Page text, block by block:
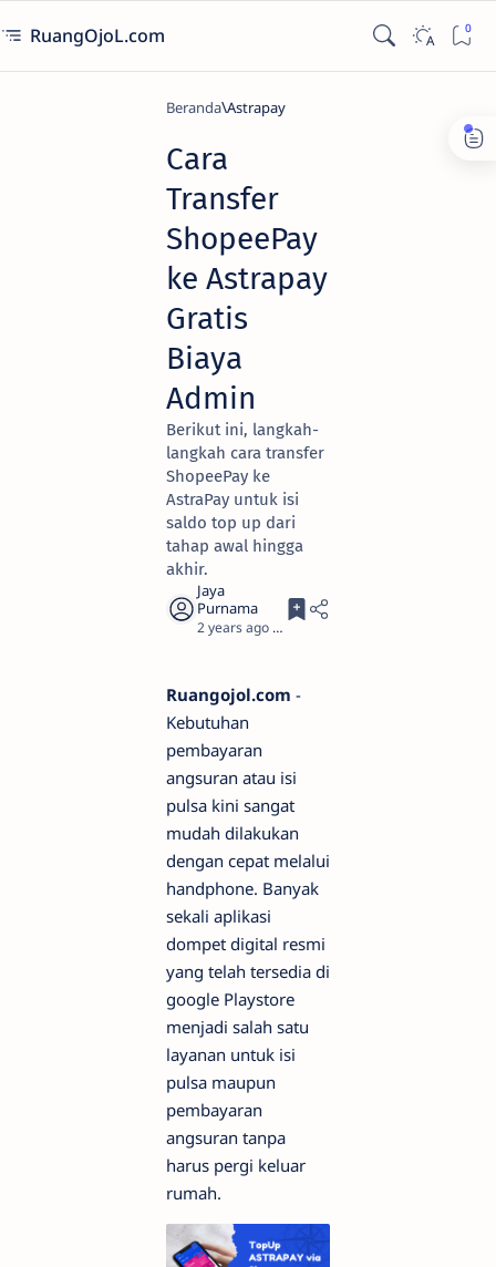
RuangOjoL.com
Beranda Astrapay
Cara
Transfer
ShopeePay
ke Astrapay
Gratis
Biaya
Admin
Berikut ini, langkah-
langkah cara transfer
ShopeePay ke
AstraPay untuk isi
saldo top up dari
tahap awal hingga
akhir.
2 years ago 3
Ruangojol.com -
Kebutuhan
pembayaran
angsuran atau isi
pulsa kini sangat
mudah dilakukan
dengan cepat melalui
handphone. Banyak
sekali aplikasi
dompet digital resmi
yang telah tersedia di
google Playstore
menjadi salah satu
layanan untuk isi
pulsa maupun
pembayaran
angsuran tanpa
harus pergi keluar
rumah.